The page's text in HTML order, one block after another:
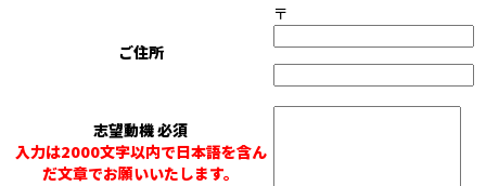
ご住所
〒
志望動機必須
入力は2000文字以内で日本語を含ん
だ文章でお願いいたします。